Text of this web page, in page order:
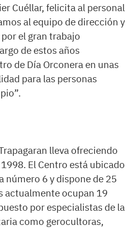
Cuéllar, felicita al personal
al equipo de dirección y
el gran trabajo
de estos años
de Día Orconera en unas
para las personas
lleva ofreciendo
El Centro está ubicado
número 6 y dispone de 25
actualmente ocupan 19
por especialistas de la
como gerocultoras,